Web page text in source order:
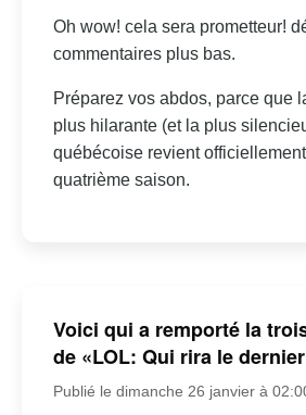
Oh wow! cela sera prometteur!
commentaires plus bas.
Préparez vos abdos, parce que
plus hilarante (et la plus
québécoise revient
quatrième saison.
Voici qui a remporté la
de «LOL: Qui rira le
Publié le dimanche 26 janvier à